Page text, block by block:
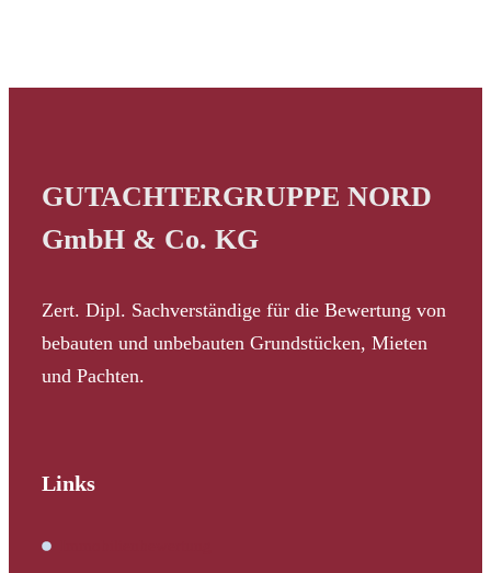
GUTACHTERGRUPPE NORD
GmbH & Co. KG
Zert. Dipl. Sachverständige für die Bewertung von
bebauten und unbebauten Grundstücken, Mieten
und Pachten.
Links